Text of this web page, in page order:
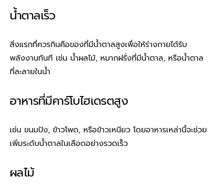
น้ำตาลเร็ว
สิ่งแรกที่ควรกินคือของที่มีน้ำตาลสูงเพื่อให้ร่างกายได้รับ
พลังงานทันที เช่น น้ำผลไม้, หมากฝรั่งที่มีน้ำตาล, หรือน้ำตาล
ที่ละลายในน้ำ
อาหารที่มีคาร์โบไฮเดรตสูง
เช่น ขนมปัง, ข้าวโพด, หรือข้าวเหนียว โดยอาหารเหล่านี้จะช่วย
เพิ่มระดับน้ำตาลในเลือดอย่างรวดเร็ว
ผลไม้